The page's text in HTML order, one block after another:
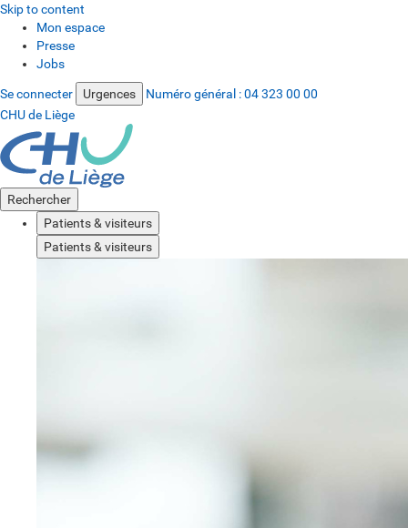
Skip to content
Mon espace
Presse
Jobs
Se connecter Urgences Numéro général :04 323 00 00
CHU de Liège
Rechercher
Patients & visiteurs
Patients & visiteurs